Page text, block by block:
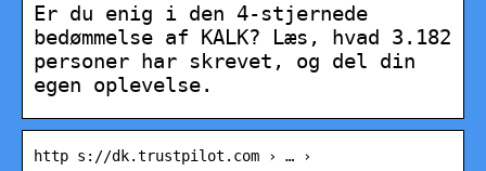
Er du enig i den 4-stjernede
bedømmelse af KALK? Læs, hvad 3.182
personer har skrevet, og del din
egen oplevelse.
http s://dk.trustpilot.com › … ›